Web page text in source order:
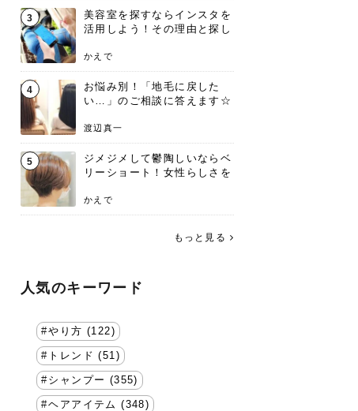
3
美容室を探すならインスタを
活用しよう！その理由と探し
かえで
4
お悩み別！「地毛に戻した
い…」のご相談に答えます☆
渡辺真一
5
ジメジメして鬱陶しいならベ
リーショート！女性らしさを
かえで
もっと見る
人気のキーワード
やり方 (122)
トレンド (51)
シャンプー (355)
ヘアアイテム (348)